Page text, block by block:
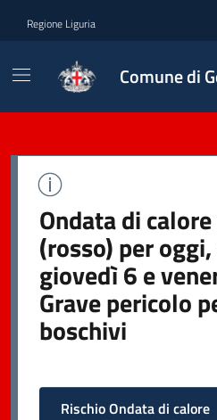
Regione Liguria
Comune di
Ondata di
(rosso) per
giovedì 6 e
Grave pericolo
boschivi
Rischio Ondata di calore